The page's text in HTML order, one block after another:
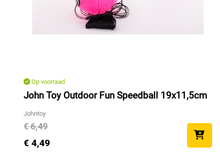
Op voorraad
John Toy Outdoor Fun Speedball 19x11,5cm
Johntoy
€ 6,49
€ 4,49